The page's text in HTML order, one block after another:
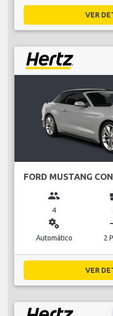
VER
FORD MUSTANG
group
4
miscellaneous_services
Automático 2
VER